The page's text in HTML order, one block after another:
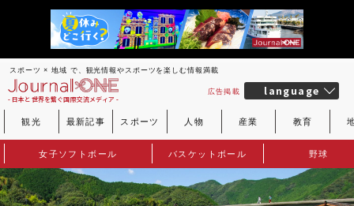
スポーツ × 地域 で、観光情報やスポーツを楽しむ情報満載
- 日本と世界を繋ぐ国際交流メディア -
広告掲載 language
観光 最新記事 スポーツ 人物 産業 教育
女子ソフトボール バスケットボール 野球